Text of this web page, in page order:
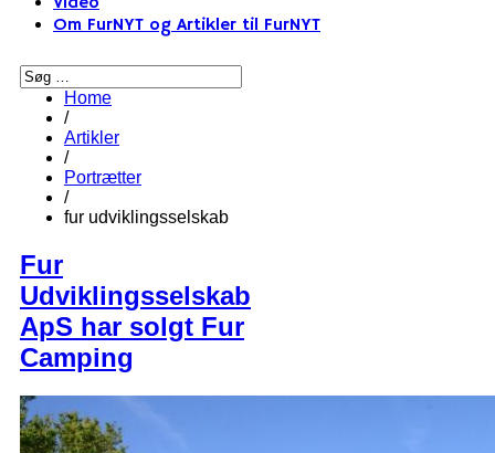
Om FurNYT og Artikler til FurNYT
Home
/
Artikler
/
Portrætter
/
fur udviklingsselskab
Fur
Udviklingsselskab
ApS har solgt Fur
Camping